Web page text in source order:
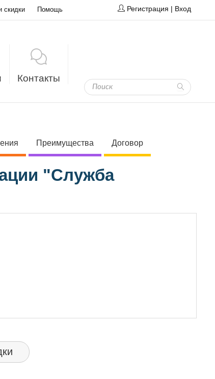
скидки Помощь Регистрация | Вход
Контакты
Преимущества Договор
"Служба